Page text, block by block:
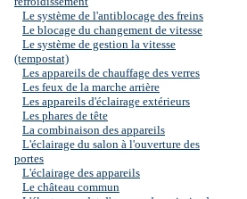
Le système de l'antiblocage des freins
Le blocage du changement de vitesse
Le système de gestion la vitesse
(tempostat)
Les appareils de chauffage des verres
Les feux de la marche arrière
Les appareils d'éclairage extérieurs
Les phares de tête
La combinaison des appareils
L'éclairage du salon à l'ouverture des
portes
L'éclairage des appareils
Le château commun